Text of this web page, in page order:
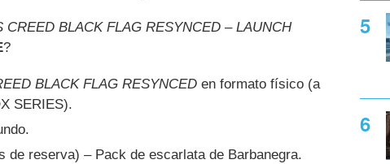
CREED BLACK FLAG RESYNCED – LAUNCH
?
BLACK FLAG RESYNCED en formato físico (a
SERIES).
de reserva) – Pack de escarlata de Barbanegra.